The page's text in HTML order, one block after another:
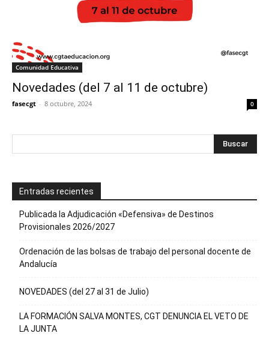
Comunidad Educativa
Novedades (del 7 al 11 de octubre)
fasecgt - 8 octubre, 2024 0
Entradas recientes
Publicada la Adjudicación «Defensiva» de Destinos
Provisionales 2026/2027
Ordenación de las bolsas de trabajo del personal docente de
Andalucía
NOVEDADES (del 27 al 31 de Julio)
LA FORMACIÓN SALVA MONTES, CGT DENUNCIA EL VETO DE
LA JUNTA